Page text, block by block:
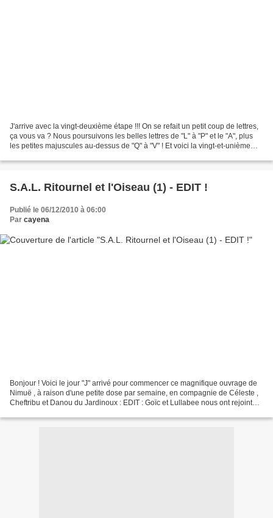
J'arrive avec la vingt-deuxième étape !!! On se refait un petit coup de lettres,
ça vous va ? Nous poursuivons les belles lettres de "L" à "P" et le "A", plus
les petites majuscules au-dessus de "Q" à "V" ! Et voici la vingt-et-unième
S.A.L. Ritournel et l'Oiseau (1) - EDIT !
Publié le 06/12/2010 à 06:00
Par cayena
Bonjour ! Voici le jour "J" arrivé pour commencer ce magnifique ouvrage de
Nimuë , à raison d'une petite dose par semaine, en compagnie de Céleste ,
Cheftribu et Danou du Jardinoux : EDIT : Goïc et Lullabee nous ont rejointes